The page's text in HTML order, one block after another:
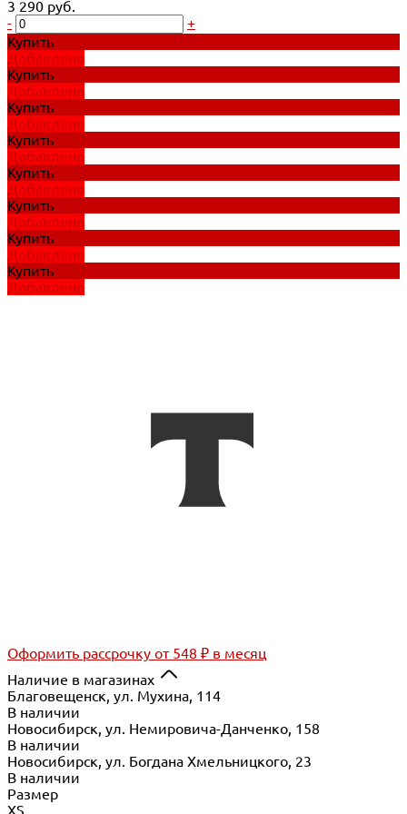
3 290 руб.
-
+
Купить
Добавлено
Купить
Добавлено
Купить
Добавлено
Купить
Добавлено
Купить
Добавлено
Купить
Добавлено
Купить
Добавлено
Купить
Добавлено
Оформить рассрочку от 548 ₽ в месяц
Наличие в магазинах
Благовещенск, ул. Мухина, 114
В наличии
Новосибирск, ул. Немировича-Данченко, 158
В наличии
Новосибирск, ул. Богдана Хмельницкого, 23
В наличии
Размер
XS